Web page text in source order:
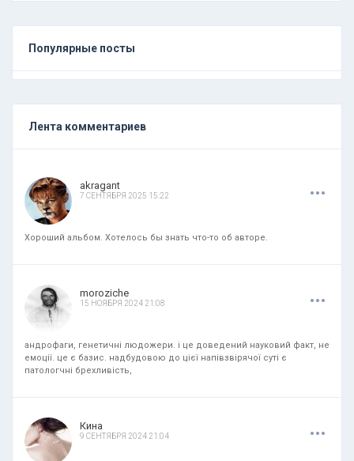
Популярные посты
Лента комментариев
akragant
7 СЕНТЯБРЯ 2025 15:22 ...
Хороший альбом. Хотелось бы знать что-то об авторе.
moroziche
15 НОЯБРЯ 2024 21:08 ...
андрофаги, генетичні людожери. і це доведений науковий факт, не
емоції. це є базис. надбудовою до цієї напівзвірячої суті є
патологчні брехливість,
Кина
9 СЕНТЯБРЯ 2024 21:04 ...